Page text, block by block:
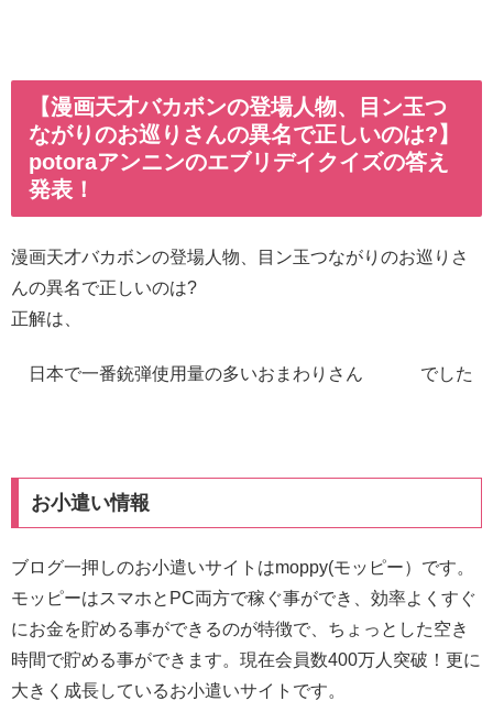
【漫画天才バカボンの登場人物、目ン玉つ
ながりのお巡りさんの異名で正しいのは?】
potoraアンニンのエブリデイクイズの答え
発表！
漫画天才バカボンの登場人物、目ン玉つながりのお巡りさ
んの異名で正しいのは?
正解は、
日本で一番銃弾使用量の多いおまわりさん でした
お小遣い情報
ブログ一押しのお小遣いサイトはmoppy(モッピー）です。
モッピーはスマホとPC両方で稼ぐ事ができ、効率よくすぐ
にお金を貯める事ができるのが特徴で、ちょっとした空き
時間で貯める事ができます。現在会員数400万人突破！更に
大きく成長しているお小遣いサイトです。